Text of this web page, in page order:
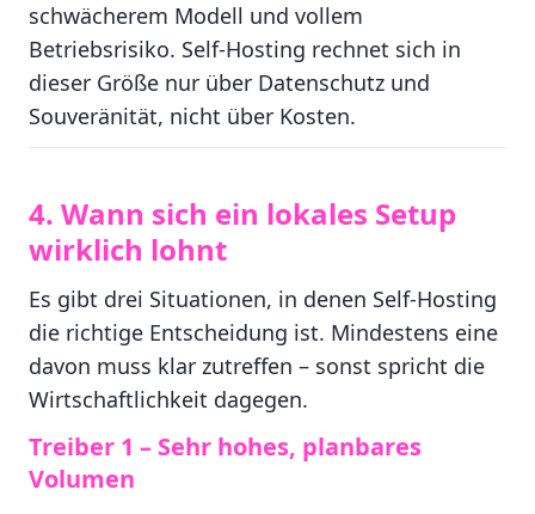
schwächerem Modell und vollem
Betriebsrisiko. Self-Hosting rechnet sich in
dieser Größe nur über Datenschutz und
Souveränität, nicht über Kosten.
4. Wann sich ein lokales Setup
wirklich lohnt
Es gibt drei Situationen, in denen Self-Hosting
die richtige Entscheidung ist. Mindestens eine
davon muss klar zutreffen – sonst spricht die
Wirtschaftlichkeit dagegen.
Treiber 1 – Sehr hohes, planbares
Volumen